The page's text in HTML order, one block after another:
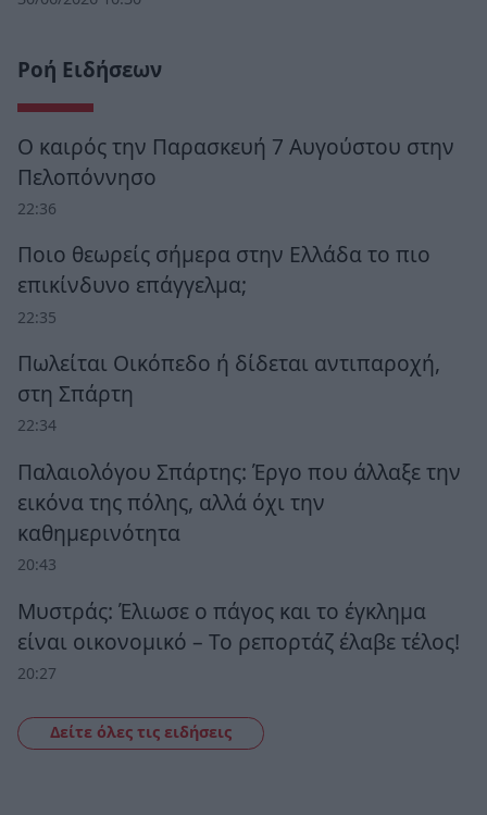
Ροή Ειδήσεων
Ο καιρός την Παρασκευή 7 Αυγούστου στην
Πελοπόννησο
22:36
Ποιο θεωρείς σήμερα στην Ελλάδα το πιο
επικίνδυνο επάγγελμα;
22:35
Πωλείται Οικόπεδο ή δίδεται αντιπαροχή,
στη Σπάρτη
22:34
Παλαιολόγου Σπάρτης: Έργο που άλλαξε την
εικόνα της πόλης, αλλά όχι την
καθημερινότητα
20:43
Μυστράς: Έλιωσε ο πάγος και το έγκλημα
είναι οικονομικό – Το ρεπορτάζ έλαβε τέλος!
20:27
Δείτε όλες τις ειδήσεις